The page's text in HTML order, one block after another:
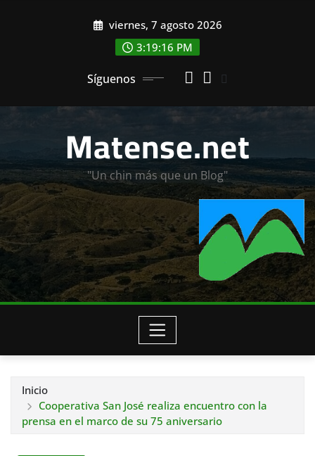
viernes, 7 agosto 2026
3:19:18 PM
Síguenos
Matense.net
"Un chin más que un Blog"
Inicio
Cooperativa San José realiza encuentro con la
prensa en el marco de su 75 aniversario